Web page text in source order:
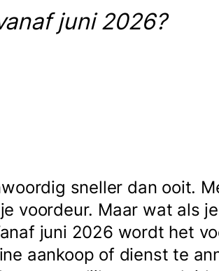
juni 2026?
sneller dan ooit.
voordeur. Maar wat als
juni 2026 wordt het
aankoop of dienst te